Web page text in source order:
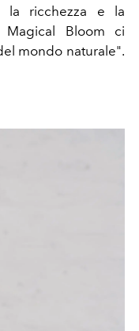
la ricchezza e la
Magical Bloom ci
mondo naturale".